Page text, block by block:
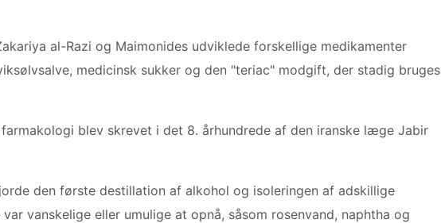
al-Razi og Maimonides udviklede forskellige medikamenter
medicinsk sukker og den "teriac" modgift, der stadig bruges
blev skrevet i det 8. århundrede af den iranske læge Jabir
den første destillation af alkohol og isoleringen af ​​adskillige
vanskelige eller umulige at opnå, såsom rosenvand, naphtha og